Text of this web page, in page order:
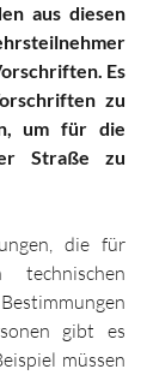
aus diesen
Es
zu
um für die
Straße zu
die für
gibt es
müssen